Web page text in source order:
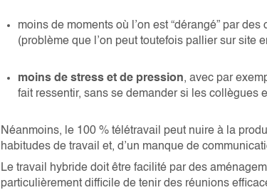
moins de moments où l’on est “dérangé” par
(problème que l’on peut toutefois pallier sur site
moins de stress et de pression, avec par
fait ressentir, sans se demander si les collègues
Néanmoins, le 100 % télétravail peut nuire à la
habitudes de travail et, d’un manque de
Le travail hybride doit être facilité par des
particulièrement difficile de tenir des réunions